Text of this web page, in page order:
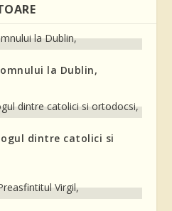
la Dublin,
dintre catolici si